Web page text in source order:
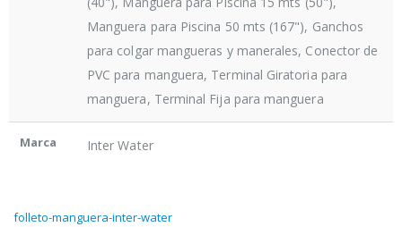
Manguera para Piscina 50 mts (167"), Ganchos
para colgar mangueras y manerales, Conector de
PVC para manguera, Terminal Giratoria para
manguera, Terminal Fija para manguera
Marca Inter Water
folleto-manguera-inter-water